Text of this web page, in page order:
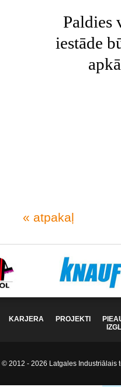
Paldies
iestāde
« atpakaļ
KARJERA PROJEKTI
© 2012 - 2026 Latgales Industriālais